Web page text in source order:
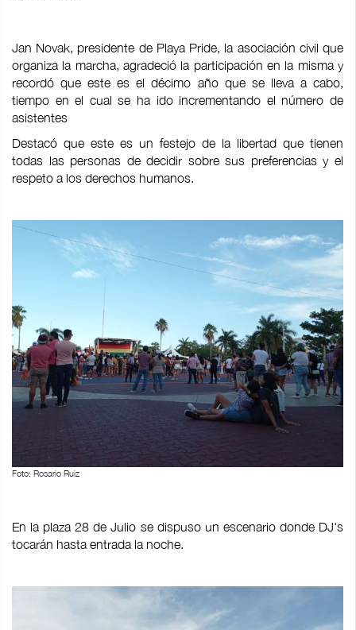
Jan Novak, presidente de Playa Pride, la asociación civil que
organiza la marcha, agradeció la participación en la misma y
recordó que este es el décimo año que se lleva a cabo,
tiempo en el cual se ha ido incrementando el número de
asistentes
Destacó que este es un festejo de la libertad que tienen
todas las personas de decidir sobre sus preferencias y el
respeto a los derechos humanos.
Foto: Rosario Ruiz
En la plaza 28 de Julio se dispuso un escenario donde DJ's
tocarán hasta entrada la noche.